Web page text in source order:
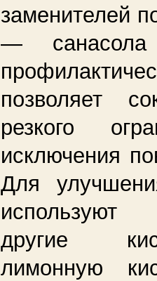
заменителей
—
позволяет
резкого
исключения
Для
другие
лимонную